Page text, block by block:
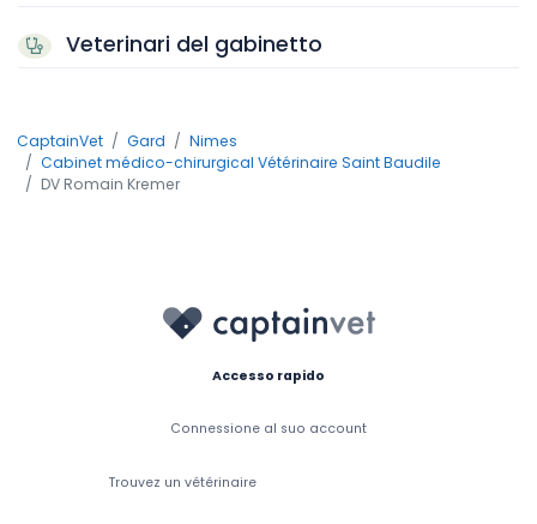
Veterinari del gabinetto
CaptainVet Gard
Nimes
Cabinet médico-chirurgical Vétérinaire Saint Baudile
DV Romain Kremer
Accesso rapido
Connessione al suo account
Trouvez un vétérinaire